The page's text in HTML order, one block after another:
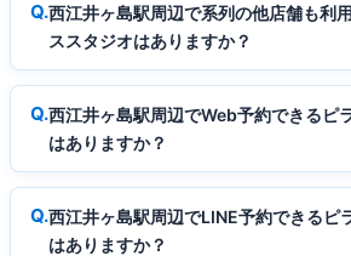
西江井ヶ島駅周辺で系列の他店舗も利
ススタジオはありますか？
西江井ヶ島駅周辺でWeb予約できるピ
はありますか？
西江井ヶ島駅周辺でLINE予約できるピ
はありますか？